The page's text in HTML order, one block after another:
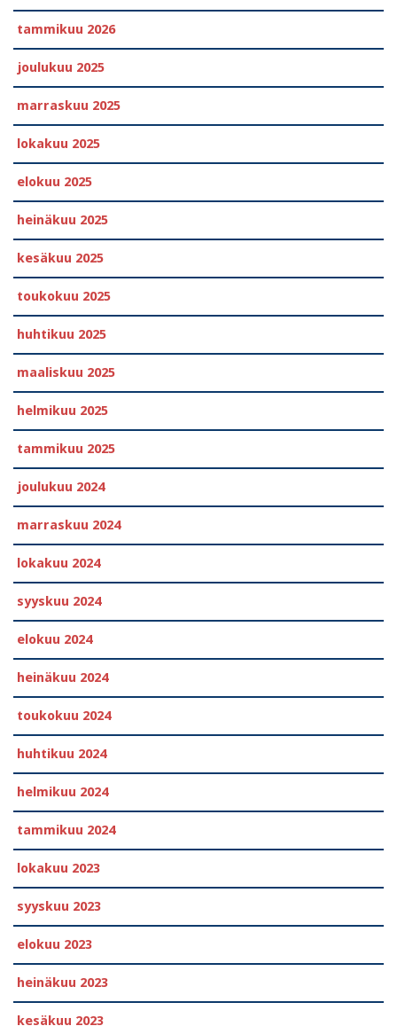
tammikuu 2026
joulukuu 2025
marraskuu 2025
lokakuu 2025
elokuu 2025
heinäkuu 2025
kesäkuu 2025
toukokuu 2025
huhtikuu 2025
maaliskuu 2025
helmikuu 2025
tammikuu 2025
joulukuu 2024
marraskuu 2024
lokakuu 2024
syyskuu 2024
elokuu 2024
heinäkuu 2024
toukokuu 2024
huhtikuu 2024
helmikuu 2024
tammikuu 2024
lokakuu 2023
syyskuu 2023
elokuu 2023
heinäkuu 2023
kesäkuu 2023